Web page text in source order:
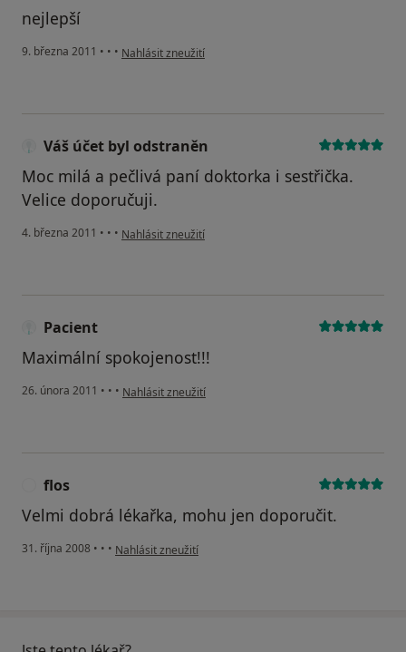
nejlepší
9. března 2011 • • • podle názoru uživatele Pacient
Nahlásit zneužití
Váš účet byl odstraněn
Moc milá a pečlivá paní doktorka i sestřička.
Velice doporučuji.
4. března 2011 • • • podle názoru uživatele Váš účet byl odstraněn
Nahlásit zneužití
Pacient
Maximální spokojenost!!!
26. února 2011 • • • podle názoru uživatele Pacient
Nahlásit zneužití
flos
Velmi dobrá lékařka, mohu jen doporučit.
31. října 2008 • • • podle názoru uživatele flos
Nahlásit zneužití